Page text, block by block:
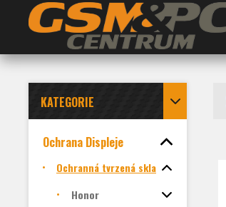
KATEGORIE
Ochrana Displeje
Ochranná tvrzená skla
Honor